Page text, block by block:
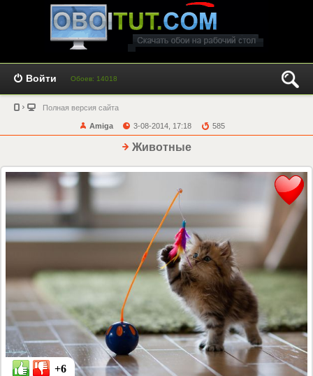
Войти Обоев: 14018
Полная версия сайта
Amiga 3-08-2014, 17:18 585
Животные
+6